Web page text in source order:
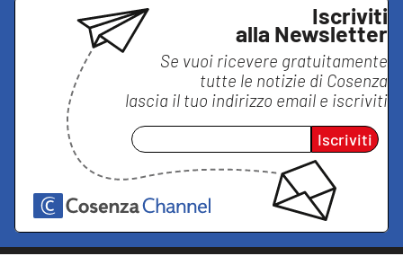
Iscriviti
alla Newsletter
Se vuoi ricevere gratuitamente
tutte le notizie di Cosenza
lascia il tuo indirizzo email e iscriviti
Iscriviti